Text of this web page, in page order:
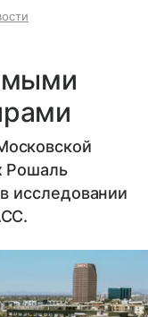
Рошаль
исследовании